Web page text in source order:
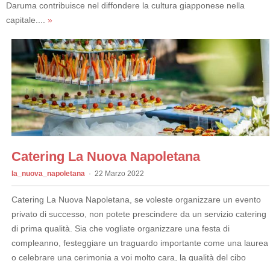
Daruma contribuisce nel diffondere la cultura giapponese nella
capitale.... »
Catering La Nuova Napoletana
la_nuova_napoletana 22 Marzo 2022
Catering La Nuova Napoletana, se voleste organizzare un evento
privato di successo, non potete prescindere da un servizio catering
di prima qualità. Sia che vogliate organizzare una festa di
compleanno, festeggiare un traguardo importante come una laurea
o celebrare una cerimonia a voi molto cara, la qualità del cibo